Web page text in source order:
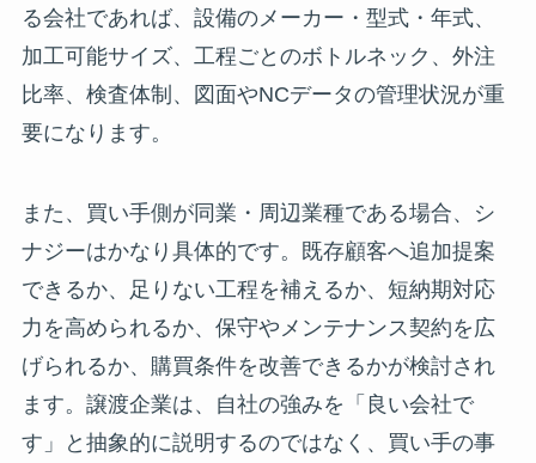
る会社であれば、設備のメーカー・型式・年式、
加工可能サイズ、工程ごとのボトルネック、外注
比率、検査体制、図面やNCデータの管理状況が重
要になります。
また、買い手側が同業・周辺業種である場合、シ
ナジーはかなり具体的です。既存顧客へ追加提案
できるか、足りない工程を補えるか、短納期対応
力を高められるか、保守やメンテナンス契約を広
げられるか、購買条件を改善できるかが検討され
ます。譲渡企業は、自社の強みを「良い会社で
す」と抽象的に説明するのではなく、買い手の事